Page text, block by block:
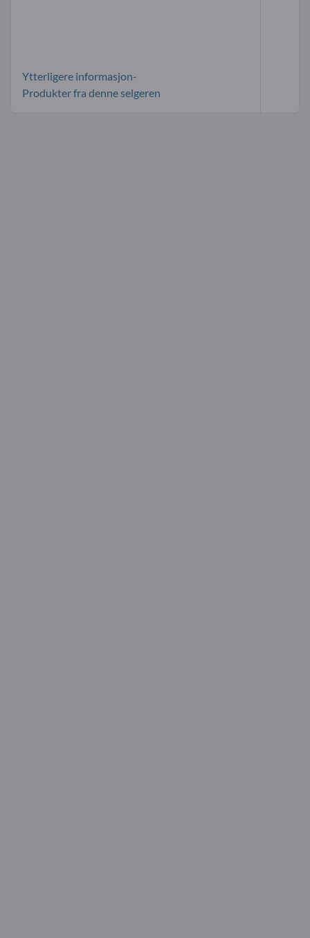
Ytterligere informasjon-
Produkter fra denne selgeren